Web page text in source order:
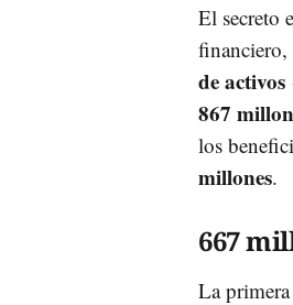
El secreto
financiero,
de activos
867
los
millones.
667
La